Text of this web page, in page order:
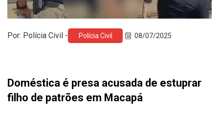
Por: Polícia Civil - Polícia Civil 08/07/2025
Doméstica é presa acusada de estuprar
filho de patrões em Macapá